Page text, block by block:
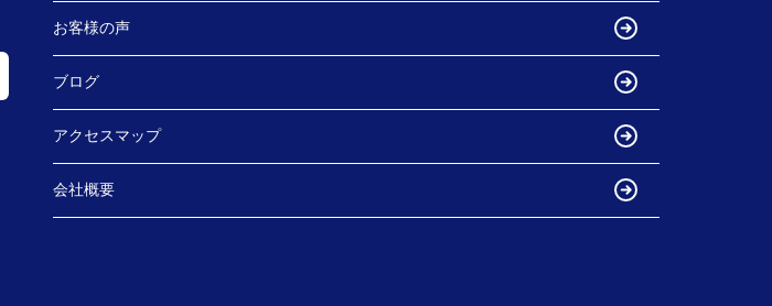
お客様の声
ブログ
アクセスマップ
会社概要